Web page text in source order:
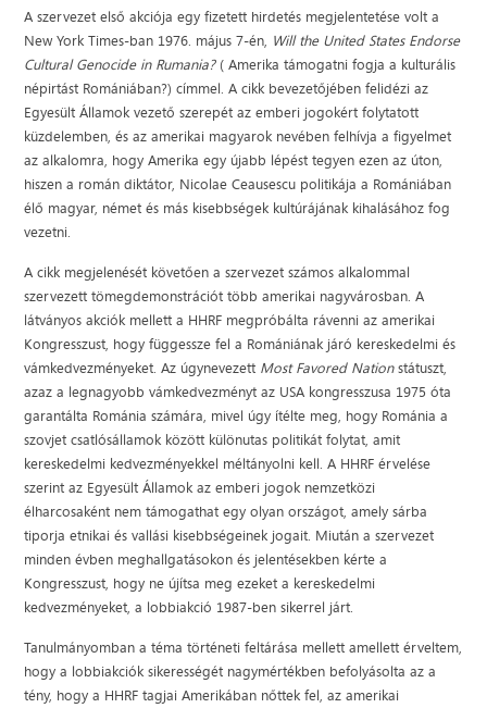
A szervezet első akciója egy fizetett hirdetés megjelentetése volt a
New York Times-ban 1976. május 7-én, Will the United States Endorse
Cultural Genocide in Rumania? ( Amerika támogatni fogja a kulturális
népirtást Romániában?) címmel. A cikk bevezetőjében felidézi az
Egyesült Államok vezető szerepét az emberi jogokért folytatott
küzdelemben, és az amerikai magyarok nevében felhívja a figyelmet
az alkalomra, hogy Amerika egy újabb lépést tegyen ezen az úton,
hiszen a román diktátor, Nicolae Ceausescu politikája a Romániában
élő magyar, német és más kisebbségek kultúrájának kihalásához fog
vezetni.
A cikk megjelenését követően a szervezet számos alkalommal
szervezett tömegdemonstrációt több amerikai nagyvárosban. A
látványos akciók mellett a HHRF megpróbálta rávenni az amerikai
Kongresszust, hogy függessze fel a Romániának járó kereskedelmi és
vámkedvezményeket. Az úgynevezett Most Favored Nationstátuszt,
azaz a legnagyobb vámkedvezményt az USA kongresszusa 1975 óta
garantálta Románia számára, mivel úgy ítélte meg, hogy Románia a
szovjet csatlósállamok között különutas politikát folytat, amit
kereskedelmi kedvezményekkel méltányolni kell. A HHRF érvelése
szerint az Egyesült Államok az emberi jogok nemzetközi
élharcosaként nem támogathat egy olyan országot, amely sárba
tiporja etnikai és vallási kisebbségeinek jogait. Miután a szervezet
minden évben meghallgatásokon és jelentésekben kérte a
Kongresszust, hogy ne újítsa meg ezeket a kereskedelmi
kedvezményeket, a lobbiakció 1987-ben sikerrel járt.
Tanulmányomban a téma történeti feltárása mellett amellett érveltem,
hogy a lobbiakciók sikerességét nagymértékben befolyásolta az a
tény, hogy a HHRF tagjai Amerikában nőttek fel, az amerikai